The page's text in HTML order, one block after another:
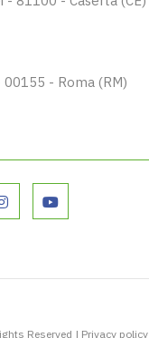
00155 - Roma (RM)
Reserved | Privacy policy